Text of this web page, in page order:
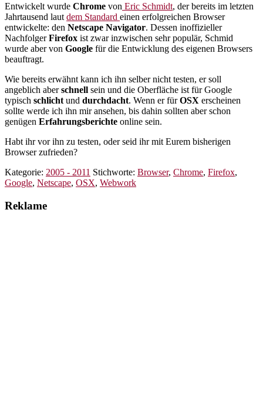
Entwickelt wurde Chrome von Eric Schmidt, der bereits im letzten
Jahrtausend laut dem Standard einen erfolgreichen Browser
entwickelte: den Netscape Navigator. Dessen inoffizieller
NachfolgerFirefox ist zwar inzwischen sehr populär, Schmid
wurde aber von Google für die Entwicklung des eigenen Browsers
beauftragt.
Wie bereits erwähnt kann ich ihn selber nicht testen, er soll
angeblich aberschnell sein und die Oberfläche ist für Google
typisch schlicht und durchdacht. Wenn er fürOSX erscheinen
sollte werde ich ihn mir ansehen, bis dahin sollten aber schon
genügen Erfahrungsberichte online sein.
Habt ihr vor ihn zu testen, oder seid ihr mit Eurem bisherigen
Browser zufrieden?
Kategorie: 2005 - 2011 Stichworte: Browser, Chrome, Firefox,
Google, Netscape, OSX, Webwork
Reklame